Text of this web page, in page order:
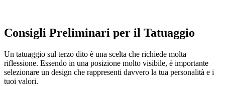
Consigli Preliminari per il Tatuaggio
Un tatuaggio sul terzo dito è una scelta che richiede molta
riflessione. Essendo in una posizione molto visibile, è importante
selezionare un design che rappresenti davvero la tua personalità e i
tuoi valori.